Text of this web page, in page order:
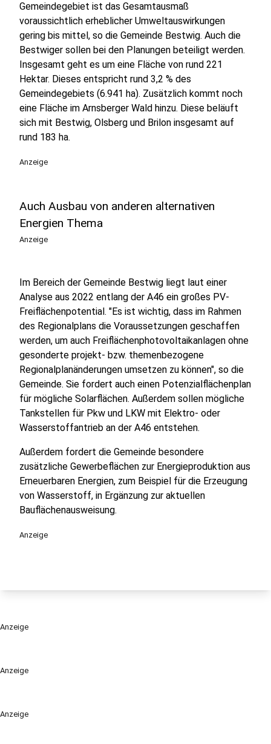
Anzeige
Anzeige
Gemeindegebiet ist das Gesamtausmaß
voraussichtlich erheblicher Umweltauswirkungen
gering bis mittel, so die Gemeinde Bestwig. Auch die
Bestwiger sollen bei den Planungen beteiligt werden.
Insgesamt geht es um eine Fläche von rund 221
Hektar. Dieses entspricht rund 3,2 % des
Gemeindegebiets (6.941 ha). Zusätzlich kommt noch
eine Fläche im Arnsberger Wald hinzu. Diese beläuft
sich mit Bestwig, Olsberg und Brilon insgesamt auf
rund 183 ha.
Anzeige
Auch Ausbau von anderen alternativen
Energien Thema
Anzeige
Im Bereich der Gemeinde Bestwig liegt laut einer
Analyse aus 2022 entlang der A46 ein großes PV-
Freiflächenpotential. "Es ist wichtig, dass im Rahmen
des Regionalplans die Voraussetzungen geschaffen
werden, um auch Freiflächenphotovoltaikanlagen ohne
gesonderte projekt- bzw. themenbezogene
Regionalplanänderungen umsetzen zu können", so die
Gemeinde. Sie fordert auch einen Potenzialflächenplan
für mögliche Solarflächen. Außerdem sollen mögliche
Tankstellen für Pkw und LKW mit Elektro- oder
Wasserstoffantrieb an der A46 entstehen.
Außerdem fordert die Gemeinde besondere
zusätzliche Gewerbeflächen zur Energieproduktion aus
Erneuerbaren Energien, zum Beispiel für die Erzeugung
von Wasserstoff, in Ergänzung zur aktuellen
Bauflächenausweisung.
Anzeige
Anzeige